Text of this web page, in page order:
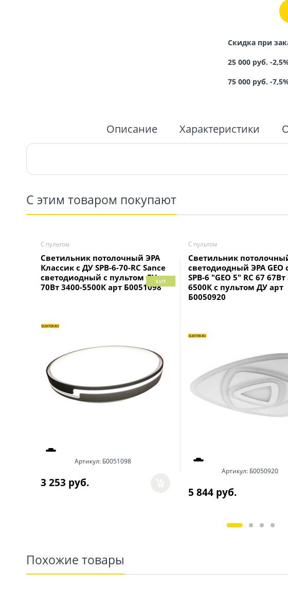
Скидка при
25 000 руб. -
75 000 руб. -
Описание Характеристики
С этим товаром покупают
С пультом
Светильник потолочный ЭРА
Классик с ДУ SPB-6-70-RC Sance
светодиодный с пультом ДУ,
70Вт 3400-5500К арт Б0051098
Артикул: Б0051098
хит
3 253 руб.
С пультом
Светильник
светодиодный ЭРА GEO
SPB-6 "GEO 5" RC 67
6500К с пультом ДУ арт
Б0050920
Артикул: Б0050920
5 844 руб.
Похожие товары